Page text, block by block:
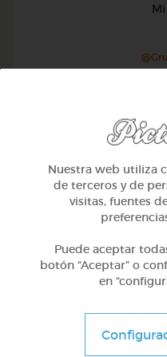
Nuestra web utiliza
de terceros y de
visitas, fuentes
Puede aceptar
botón “Aceptar” o
en